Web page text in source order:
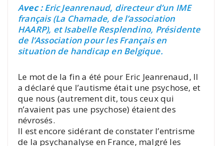
Avec :Eric Jeanrenaud, directeur d’un IME
français (La Chamade, de l’association
HAARP), et Isabelle Resplendino, Présidente
de l’Association pour les Français en
situation de handicap en Belgique.
Le mot de la fin a été pour Eric Jeanrenaud, Il
a déclaré que l’autisme était une psychose, et
que nous (autrement dit, tous ceux qui
n’avaient pas une psychose) étaient des
névrosés.
Il est encore sidérant de constater l’entrisme
de la psychanalyse en France, malgré les